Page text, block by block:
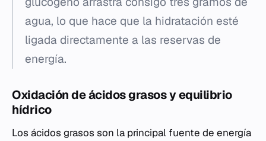
agua, lo que hace que la hidratación esté
ligada directamente a las reservas de
energía.
Oxidación de ácidos grasos y equilibrio
hídrico
Los ácidos grasos son la principal fuente de energía